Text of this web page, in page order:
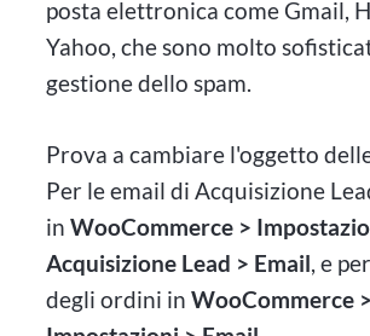
posta elettronica come Gmail,
Yahoo, che sono molto
gestione dello spam.
Prova a cambiare l'oggetto
Per le email di Acquisizione
inWooCommerce >
Acquisizione Lead > Email, e
degli ordini inWooCommerce >